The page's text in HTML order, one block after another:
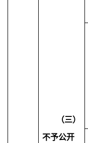
（三）
不予公开